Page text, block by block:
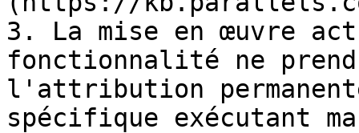
3. La mise en œuvre
fonctionnalité ne prend
l'attribution
spécifique exécutant